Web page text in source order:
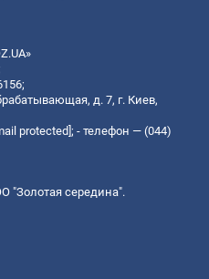
д. 7, г. Киев,
protected]; - телефон — (044)
"Золотая середина".